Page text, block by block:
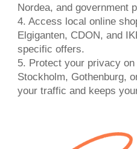
Nordea, and government
4. Access local online
Elgiganten, CDON, and
specific offers.
5. Protect your privacy
Stockholm, Gothenburg,
your traffic and keeps